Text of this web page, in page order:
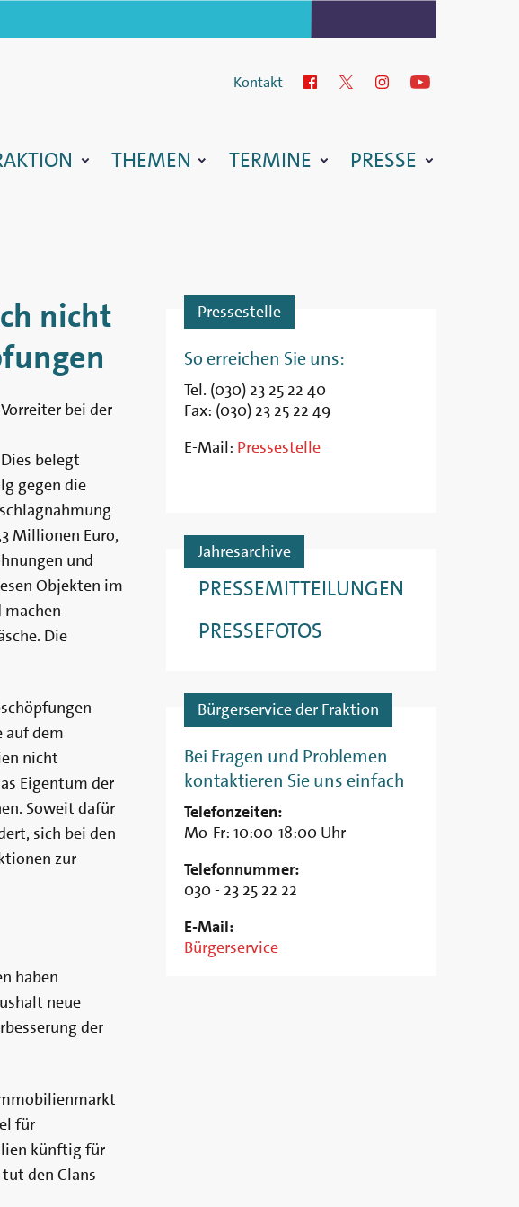
Kontakt FacebookTwitterInstagramYouTube
THEMEN TERMINE PRESSE
nicht
bei der
belegt
gegen die
Millionen Euro,
und
Objekten im
machen
Die
auf dem
nicht
Eigentum der
Soweit dafür
sich bei den
zur
haben
neue
der
für
künftig für
den Clans
Pressestelle
So erreichen Sie uns:
Tel. (030) 23 25 22 40
Fax: (030) 23 25 22 49
E-Mail: Pressestelle
Jahresarchive
PRESSEMITTEILUNGEN
PRESSEFOTOS
Bürgerservice der Fraktion
Bei Fragen und Problemen
kontaktieren Sie uns einfach
Telefonzeiten:
Mo-Fr: 10:00-18:00 Uhr
Telefonnummer:
030 - 23 25 22 22
E-Mail:
Bürgerservice